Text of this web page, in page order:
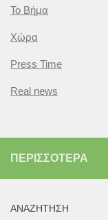
Το Βήμα
Χώρα
Press Time
Real news
ΠΕΡΙΣΣΌΤΕΡΑ
ΑΝΑΖΉΤΗΣΗ